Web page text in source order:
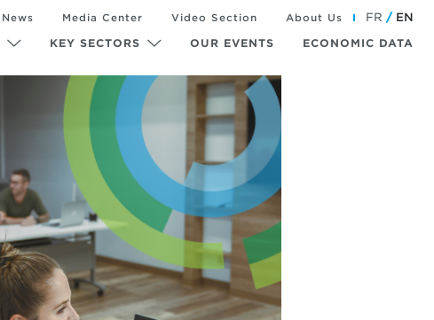
KEY SECTORS OUR EVENTS ECONOMIC DATA
News Media Center Video Section About Us FR EN